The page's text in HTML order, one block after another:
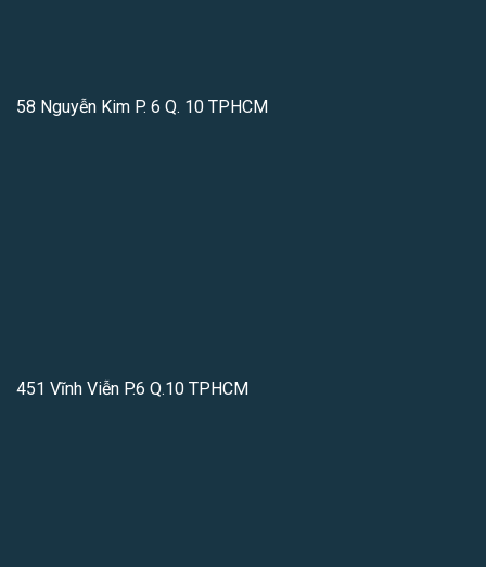
58 Nguyễn Kim P. 6 Q. 10 TPHCM
451 Vĩnh Viễn P.6 Q.10 TPHCM